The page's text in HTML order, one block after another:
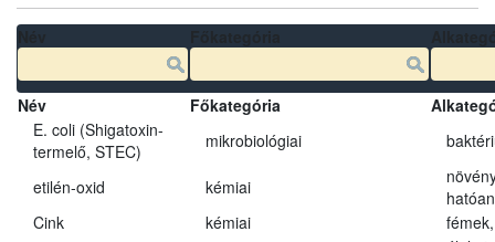
Név Főkategória
E. coli (Shigatoxin-
termelő, STEC)
mikrobiológiai
etilén-oxid kémiai
Cink
kémiai